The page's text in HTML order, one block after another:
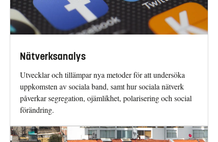
Nätverksanalys
Utvecklar och tillämpar nya metoder för att undersöka
uppkomsten av sociala band, samt hur sociala nätverk
påverkar segregation, ojämlikhet, polarisering och social
förändring.